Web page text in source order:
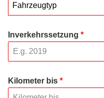
Fahrzeugtyp
Inverkehrssetzung *
Kilometer bis *